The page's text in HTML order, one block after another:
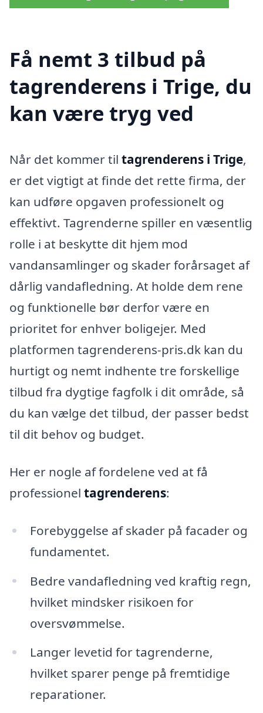
Få nemt 3 tilbud på
tagrenderens i Trige, du
kan være tryg ved
Når det kommer til tagrenderens i Trige,
er det vigtigt at finde det rette firma, der
kan udføre opgaven professionelt og
effektivt. Tagrenderne spiller en væsentlig
rolle i at beskytte dit hjem mod
vandansamlinger og skader forårsaget af
dårlig vandafledning. At holde dem rene
og funktionelle bør derfor være en
prioritet for enhver boligejer. Med
platformen tagrenderens-pris.dk kan du
hurtigt og nemt indhente tre forskellige
tilbud fra dygtige fagfolk i dit område, så
du kan vælge det tilbud, der passer bedst
til dit behov og budget.
Her er nogle af fordelene ved at få
professionel tagrenderens:
Forebyggelse af skader på facader og
fundamentet.
Bedre vandafledning ved kraftig regn,
hvilket mindsker risikoen for
oversvømmelse.
Langer levetid for tagrenderne,
hvilket sparer penge på fremtidige
reparationer.